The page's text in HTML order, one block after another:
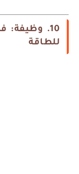
10. وظيفة:
للطاقة